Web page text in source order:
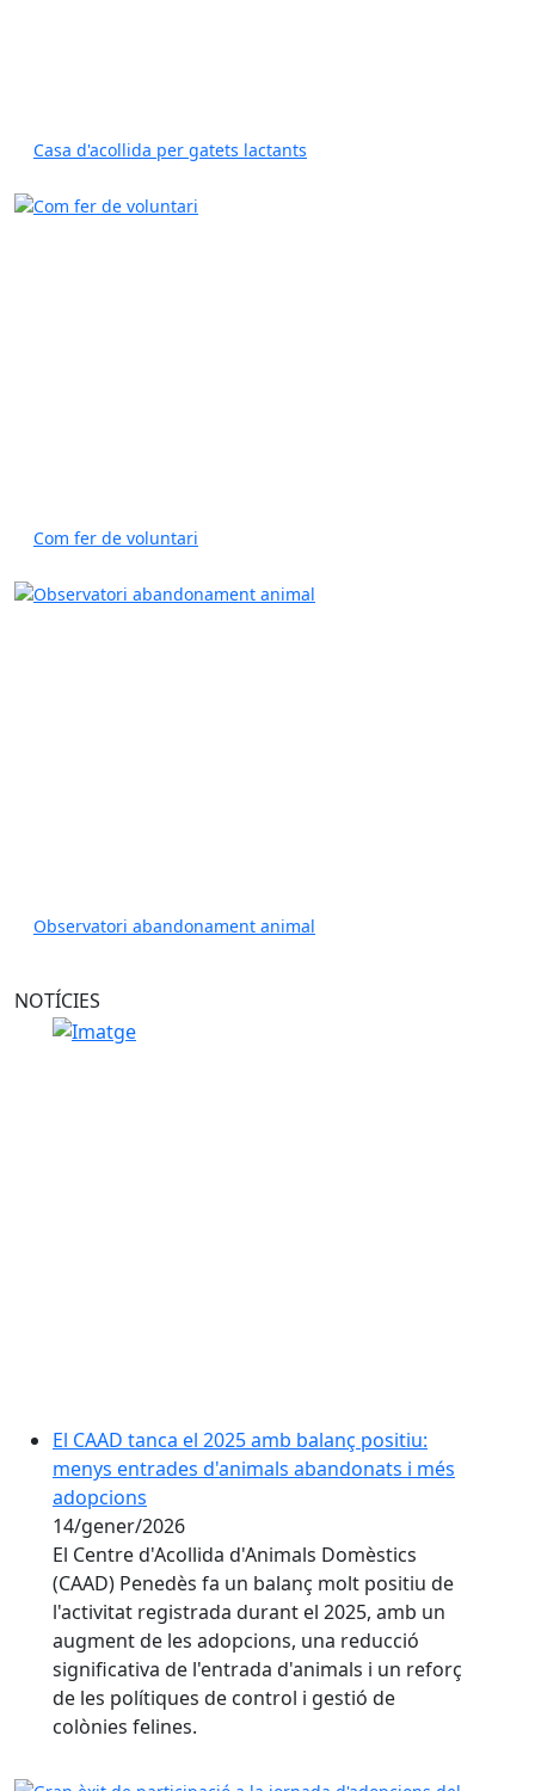
Casa d'acollida per gatets lactants
Com fer de voluntari
Observatori abandonament animal
NOTÍCIES
El CAAD tanca el 2025 amb balanç positiu:
menys entrades d'animals abandonats i més
adopcions
14/gener/2026
El Centre d'Acollida d'Animals Domèstics
(CAAD) Penedès fa un balanç molt positiu de
l'activitat registrada durant el 2025, amb un
augment de les adopcions, una reducció
significativa de l'entrada d'animals i un reforç
de les polítiques de control i gestió de
colònies felines.